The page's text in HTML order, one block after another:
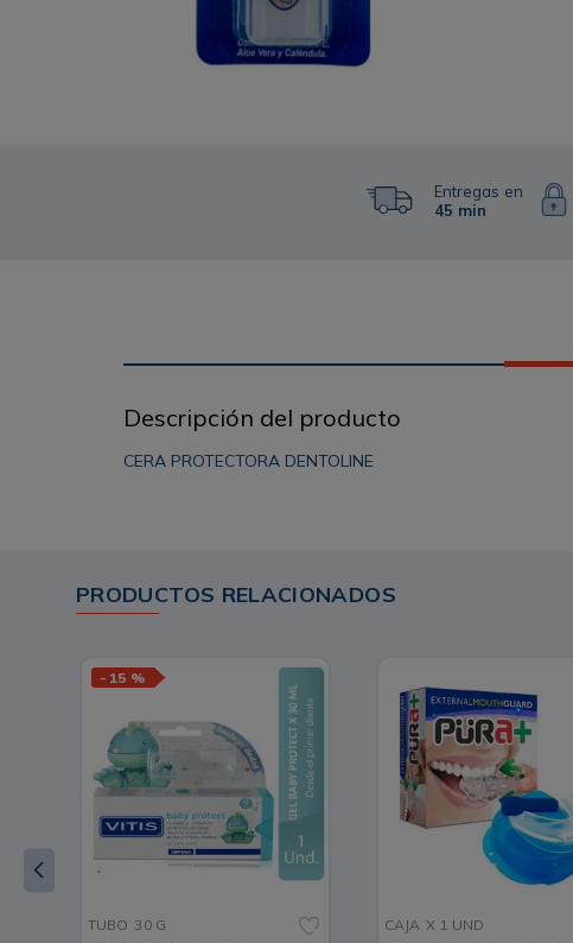
Entregas en
45 min
Descripción del producto
CERA PROTECTORA DENTOLINE
PRODUCTOS RELACIONADOS
- 15 %
TUBO 30 G CAJA X 1 UND